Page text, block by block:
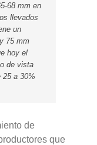
68 mm en
llevados
un
75 mm
hoy el
de vista
25 a 30%
de
que